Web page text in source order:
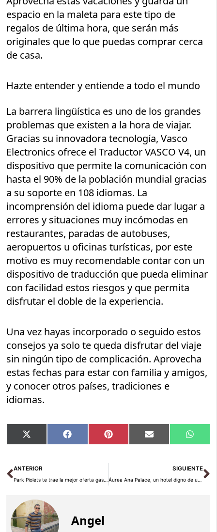
espacio en la maleta para este tipo de
regalos de última hora, que serán más
originales que lo que puedas comprar cerca
de casa.
Hazte entender y entiende a todo el mundo
La barrera lingüística es uno de los grandes
problemas que existen a la hora de viajar.
Gracias su innovadora tecnología, Vasco
Electronics ofrece el Traductor VASCO V4, un
dispositivo que permite la comunicación con
hasta el 90% de la población mundial gracias
a su soporte en 108 idiomas. La
incomprensión del idioma puede dar lugar a
errores y situaciones muy incómodas en
restaurantes, paradas de autobuses,
aeropuertos u oficinas turísticas, por este
motivo es muy recomendable contar con un
dispositivo de traducción que pueda eliminar
con facilidad estos riesgos y que permita
disfrutar el doble de la experiencia.
Una vez hayas incorporado o seguido estos
consejos ya solo te queda disfrutar del viaje
sin ningún tipo de complicación. Aprovecha
estas fechas para estar con familia y amigos,
y conocer otros países, tradiciones e
idiomas.
Compartir
en
X
(Twitter)
Compartir
en
Facebook Compartir
en
Pinterest Compartir
en
Email
en
Ant
ANTERIOR
Park Piolets te trae la mejor oferta gastronómica para saborear estas Navidades
SIGUIENTE
Áurea Ana Palace, un hotel digno de una emperatriz
Angel